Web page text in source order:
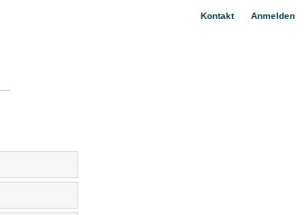
Kontakt| Anmelden